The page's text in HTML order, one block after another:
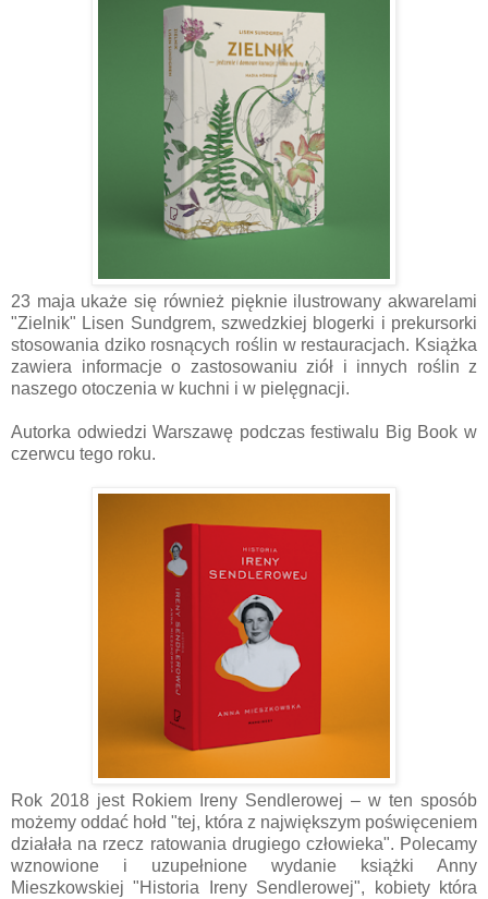
23 maja ukaże się również pięknie ilustrowany akwarelami
"Zielnik" Lisen Sundgrem, szwedzkiej blogerki i prekursorki
stosowania dziko rosnących roślin w restauracjach. Książka
zawiera informacje o zastosowaniu ziół i innych roślin z
naszego otoczenia w kuchni i w pielęgnacji.
Autorka odwiedzi Warszawę podczas festiwalu Big Book w
czerwcu tego roku.
Rok 2018 jest Rokiem Ireny Sendlerowej – w ten sposób
możemy oddać hołd "tej, która z największym poświęceniem
działała na rzecz ratowania drugiego człowieka". Polecamy
wznowione i uzupełnione wydanie książki Anny
Mieszkowskiej "Historia Ireny Sendlerowej", kobiety która